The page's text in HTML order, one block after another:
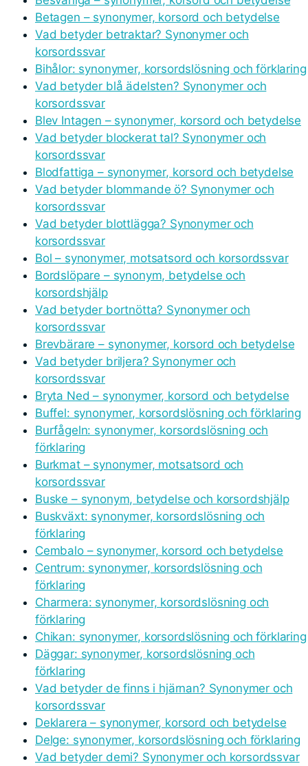
Betagen – synonymer, korsord och betydelse
Vad betyder betraktar? Synonymer och
korsordssvar
Bihålor: synonymer, korsordslösning och förklaring
Vad betyder blå ädelsten? Synonymer och
korsordssvar
Blev Intagen – synonymer, korsord och betydelse
Vad betyder blockerat tal? Synonymer och
korsordssvar
Blodfattiga – synonymer, korsord och betydelse
Vad betyder blommande ö? Synonymer och
korsordssvar
Vad betyder blottlägga? Synonymer och
korsordssvar
Bol – synonymer, motsatsord och korsordssvar
Bordslöpare – synonym, betydelse och
korsordshjälp
Vad betyder bortnötta? Synonymer och
korsordssvar
Brevbärare – synonymer, korsord och betydelse
Vad betyder briljera? Synonymer och
korsordssvar
Bryta Ned – synonymer, korsord och betydelse
Buffel: synonymer, korsordslösning och förklaring
Burfågeln: synonymer, korsordslösning och
förklaring
Burkmat – synonymer, motsatsord och
korsordssvar
Buske – synonym, betydelse och korsordshjälp
Buskväxt: synonymer, korsordslösning och
förklaring
Cembalo – synonymer, korsord och betydelse
Centrum: synonymer, korsordslösning och
förklaring
Charmera: synonymer, korsordslösning och
förklaring
Chikan: synonymer, korsordslösning och förklaring
Däggar: synonymer, korsordslösning och
förklaring
Vad betyder de finns i hjärnan? Synonymer och
korsordssvar
Deklarera – synonymer, korsord och betydelse
Delge: synonymer, korsordslösning och förklaring
Vad betyder demi? Synonymer och korsordssvar